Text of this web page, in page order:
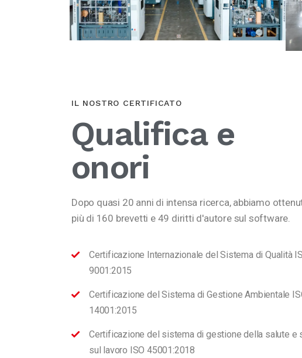
IL NOSTRO CERTIFICATO
Qualifica e
onori
Dopo quasi 20 anni di intensa ricerca, abbiamo
più di 160 brevetti e 49 diritti d'autore sul software.
Certificazione Internazionale del Sistema di Qualità
9001:2015
Certificazione del Sistema di Gestione Ambientale
14001:2015
Certificazione del sistema di gestione della salute e
sul lavoro ISO 45001:2018